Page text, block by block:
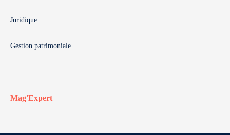
Juridique
Gestion patrimoniale
Mag'Expert